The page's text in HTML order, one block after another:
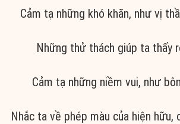
Cảm tạ những khó khăn, như vị
Những thử thách giúp ta thấy
Cảm tạ những niềm vui, như
Nhắc ta về phép màu của hiện hữu,